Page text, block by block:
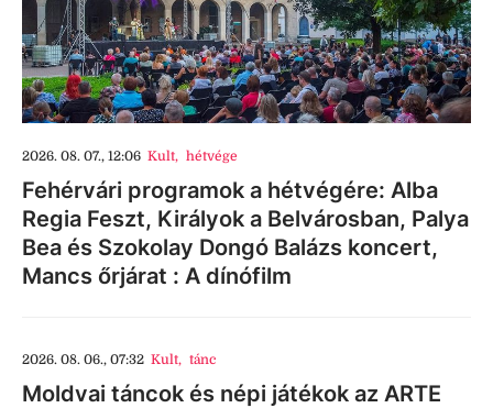
2026. 08. 07., 12:06 Kult, hétvége
Fehérvári programok a hétvégére: Alba
Regia Feszt, Királyok a Belvárosban, Palya
Bea és Szokolay Dongó Balázs koncert,
Mancs őrjárat : A dínófilm
2026. 08. 06., 07:32 Kult, tánc
Moldvai táncok és népi játékok az ARTE